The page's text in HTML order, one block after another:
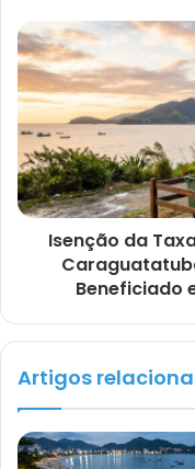
Isenção da
Beneficiado
Artigos